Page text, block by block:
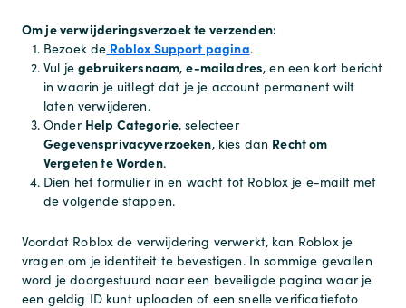
Om je verwijderingsverzoek te verzenden:
Bezoek de Roblox Support pagina.
Vul jegebruikersnaam,e-mailadres, en een kort bericht
in waarin je uitlegt dat je je account permanent wilt
laten verwijderen.
Onder Help Categorie, selecteer
Gegevensprivacyverzoeken, kies dan Recht om
Vergeten te Worden.
Dien het formulier in en wacht tot Roblox je e-mailt met
de volgende stappen.
Voordat Roblox de verwijdering verwerkt, kan Roblox je
vragen om je identiteit te bevestigen. In sommige gevallen
word je doorgestuurd naar een beveiligde pagina waar je
een geldig ID kunt uploaden of een snelle verificatiefoto